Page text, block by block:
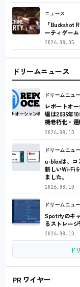
ニュース
「Buckshot
ーティゲー
2026.08.05
ドリームニュース
ドリームニュ
レポートオ
場は2035年
機老朽化・
2026.08.10
ドリームニュ
u-bloxは、コ
新しいWi-Fi
ました。
2026.08.10
ドリームニュ
Spotifyのキ
るストレー
2026.08.10
ド
PR ワイヤー